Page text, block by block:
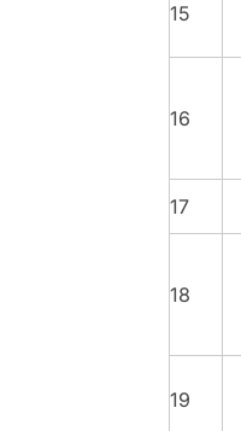
15
16
17
18
19